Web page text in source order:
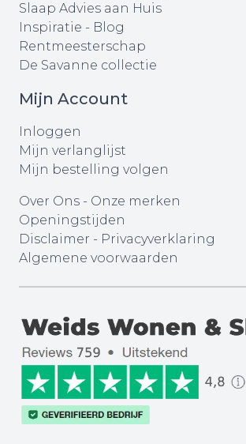
Slaap Advies aan Huis
Inspiratie - Blog
Rentmeesterschap
De Savanne collectie
Mijn Account
Inloggen
Mijn verlanglijst
Mijn bestelling volgen
Over Ons - Onze merken
Openingstijden
Disclaimer - Privacyverklaring
Algemene voorwaarden